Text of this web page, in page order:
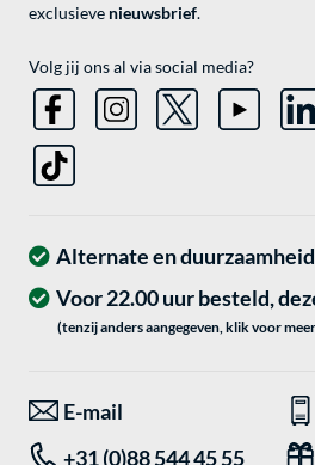
exclusieve nieuwsbrief.
Volg jij ons al via social media?
Alternate en duurzaamheid
Voor 22.00 uur besteld,
(tenzij anders aangegeven, klik voor
E-mail
+31 (0)88 544 45 55